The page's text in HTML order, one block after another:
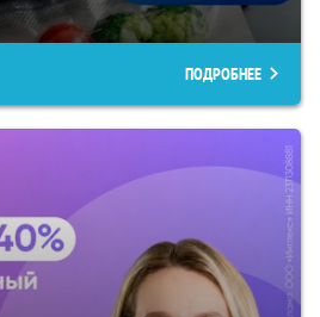
ПОДРОБНЕЕ